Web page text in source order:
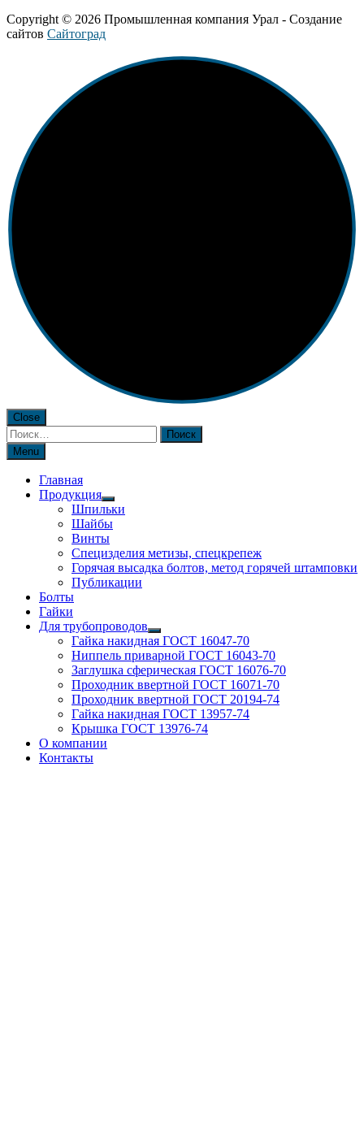
Copyright © 2026 Промышленная компания Урал - Создание
сайтов Сайтоград
Close
Найти:
Menu
Главная
Продукция
Шпильки
Шайбы
Винты
Специзделия метизы, cпецкрепеж
Горячая высадка болтов, метод горячей штамповки
Публикации
Болты
Гайки
Для трубопроводов
Гайка накидная ГОСТ 16047-70
Ниппель приварной ГОСТ 16043-70
Заглушка сферическая ГОСТ 16076-70
Проходник ввертной ГОСТ 16071-70
Проходник ввертной ГОСТ 20194-74
Гайка накидная ГОСТ 13957-74
Крышка ГОСТ 13976-74
О компании
Контакты